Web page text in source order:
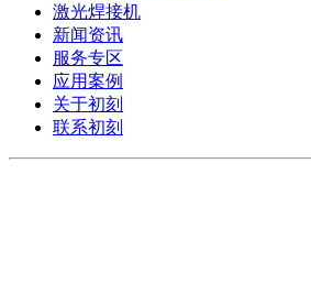
激光焊接机
新闻资讯
服务专区
应用案例
关于初刻
联系初刻